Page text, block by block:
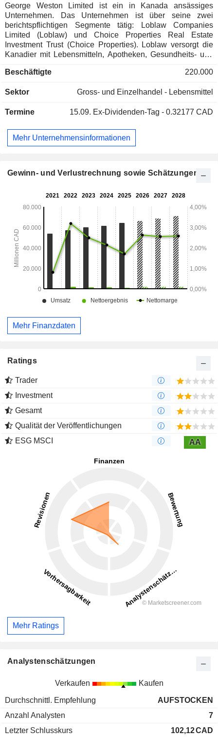
George Weston Limited ist ein in Kanada ansässiges
Unternehmen. Das Unternehmen ist über seine zwei
berichtspflichtigen Segmente tätig: Loblaw Companies
Limited (Loblaw) und Choice Properties Real Estate
Investment Trust (Choice Properties). Loblaw versorgt die
Kanadier mit Lebensmitteln, Apotheken, Gesundheits- und
Finanzdienstleistungen und drahtlosen mobilen Produkten
und entwickelt ein hochwertiges Portfolio von Gewerbe- und
Beschäftigte 220.000
Sektor Gross- und Einzelhandel - Lebensmittel
Termine 15.09. Ex-Dividenden-Tag - 0.32177 CAD
Mehr Unternehmensinformationen
Gewinn- und Verlustrechnung sowie Schätzungen
Mehr Finanzdaten
Ratings
Trader
Investment
Gesamt
Qualität der Veröffentlichungen
ESG MSCI
AA
Mehr Ratings
Analystenschätzungen
Verkaufen Kaufen
Durchschnittl. Empfehlung
AUFSTOCKEN
Anzahl Analysten
7
Letzter Schlusskurs
102,12CAD